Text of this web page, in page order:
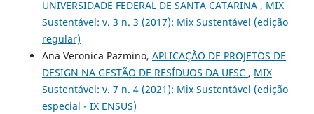
UNIVERSIDADE FEDERAL DE SANTA CATARINA , MIX
Sustentável: v. 3 n. 3 (2017): Mix Sustentável (edição
regular)
Ana Veronica Pazmino, APLICAÇÃO DE PROJETOS DE
DESIGN NA GESTÃO DE RESÍDUOS DA UFSC , MIX
Sustentável: v. 7 n. 4 (2021): Mix Sustentável (edição
especial - IX ENSUS)